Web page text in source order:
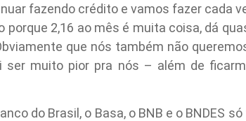
fazendo crédito e vamos fazer cada
2,16 ao mês é muita coisa, dá
que nós também não
ser muito pior pra nós – além de
do Brasil, o Basa, o BNB e o BNDES